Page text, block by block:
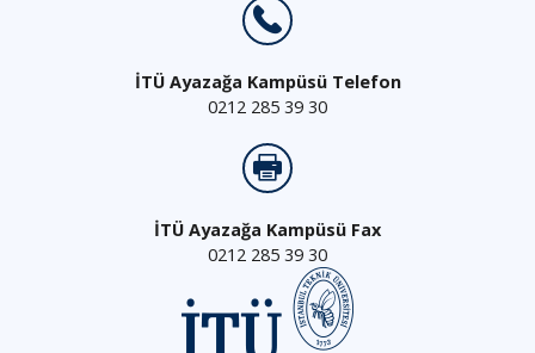
İTÜ Ayazağa Kampüsü Telefon
0212 285 39 30
İTÜ Ayazağa Kampüsü Fax
0212 285 39 30